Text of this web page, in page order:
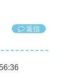
返信